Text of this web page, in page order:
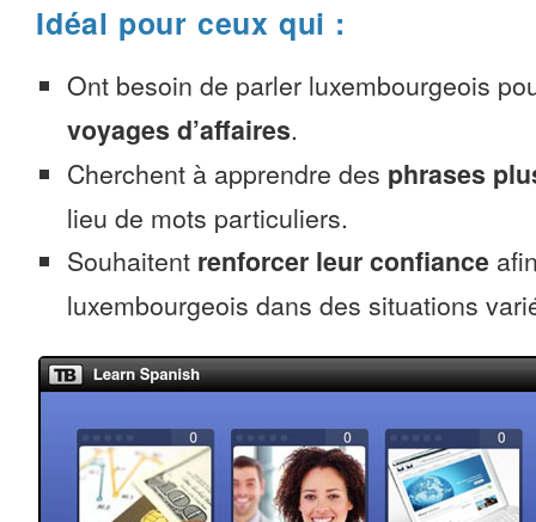
Idéal pour ceux qui :
Ont besoin de parler luxembourgeois
voyages d’affaires.
Cherchent à apprendre des phrases
lieu de mots particuliers.
Souhaitent renforcer leur confiance
luxembourgeois dans des situations